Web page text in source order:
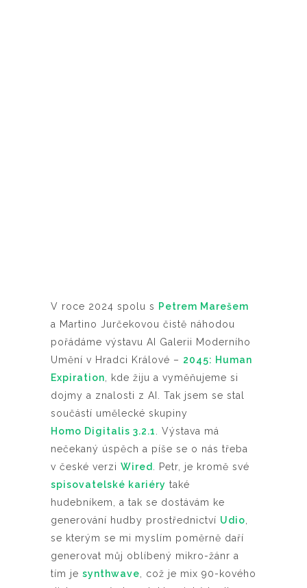
V roce 2024 spolu s Petrem Marešem
a Martino Jurčekovou čistě náhodou
pořádáme výstavu AI Galerii Moderního
Umění v Hradci Králové – 2045: Human
Expiration , kde žiju a vyměňujeme si
dojmy a znalosti z AI. Tak jsem se stal
součástí umělecké skupiny
Homo Digitalis 3.2.1
. Výstava má
nečekaný úspěch a píše se o nás třeba
v české verzi Wired
. Petr, je kromě své
spisovatelské kariéry také
hudebníkem, a tak se dostávám ke
generování hudby prostřednictví Udio
se kterým se mi myslím poměrně daří
generovat můj oblíbený mikro-žánr a
tím je synthwave , což je mix 90-kového